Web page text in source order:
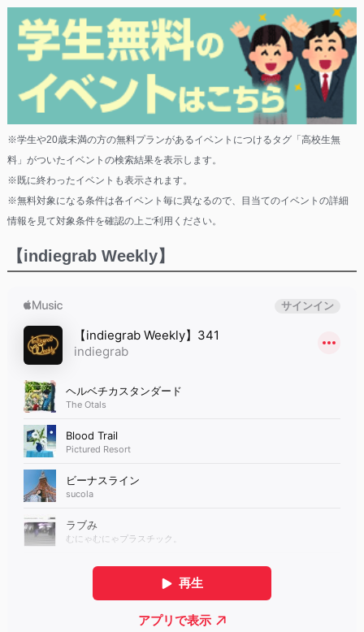
※学生や20歳未満の方の無料プランがあるイベントにつけるタグ「高校生無
料」がついたイベントの検索結果を表示します。
※既に終わったイベントも表示されます。
※無料対象になる条件は各イベント毎に異なるので、目当てのイベントの詳細
情報を見て対象条件を確認の上ご利用ください。
【indiegrab Weekly】